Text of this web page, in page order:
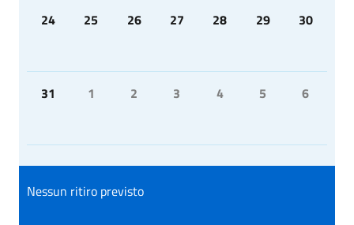
24 25 26 27 28 29 30
31 1 2 3 4 5 6
Nessun ritiro previsto